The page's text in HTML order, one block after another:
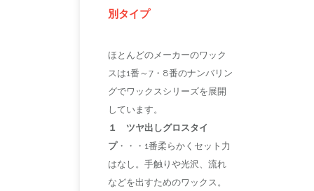
別タイプ
ほとんどのメーカーのワック
スは1番～7・8番のナンバリン
グでワックスシリーズを展開
しています。
１ ツヤ出しグロスタイ
プ・・・1番柔らかくセット力
はなし。手触りや光沢、流れ
などを出すためのワックス。